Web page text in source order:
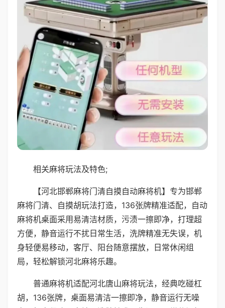
相关麻将玩法及特色;
【河北邯郸麻将门清自摸自动麻将机】专为邯郸
麻将门清、自摸胡玩法打造，136张牌精准适配，自动
麻将机桌面采用易清洁材质，污渍一擦即净，打理超
方便，静音运行不扰日常生活，洗牌精准无失误，机
身轻便易移动，客厅、阳台随意摆放，日常休闲组
局，轻松解锁河北麻将乐趣。
普通麻将机适配河北唐山麻将玩法，经典吃碰杠
胡，136张牌，桌面易清洁一擦即净，静音运行无噪